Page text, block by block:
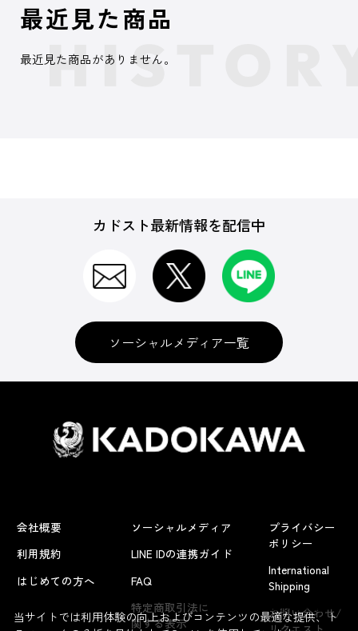
よくあるお問い合わせ
最近見た商品
最近見た商品がありません。
カドスト最新情報を配信中
ソーシャルメディア一覧
会社概要
利用規約
はじめての方へ
ソーシャルメディア
LINE IDの連携ガイド
FAQ
特定商取引法に
関する表示
プライバシー
ポリシー
International
Shipping
お問い合わせ/
当サイトでは利用体験の向上およびコンテンツの最適な提供、ト